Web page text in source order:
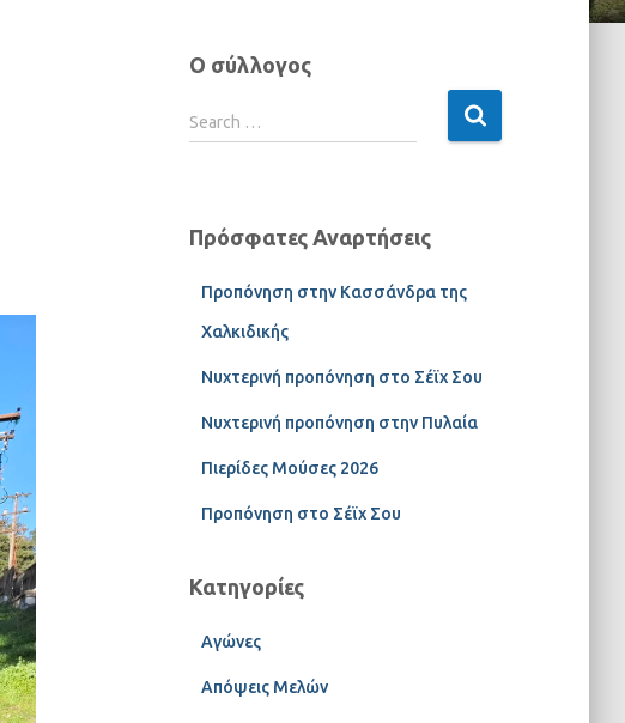
Ο σύλλογος
Search …
Πρόσφατες Αναρτήσεις
Προπόνηση στην Κασσάνδρα της
Χαλκιδικής
Νυχτερινή προπόνηση στο Σέϊχ Σου
Νυχτερινή προπόνηση στην Πυλαία
Πιερίδες Μούσες 2026
Προπόνηση στο Σέϊχ Σου
Κατηγορίες
Αγώνες
Απόψεις Μελών